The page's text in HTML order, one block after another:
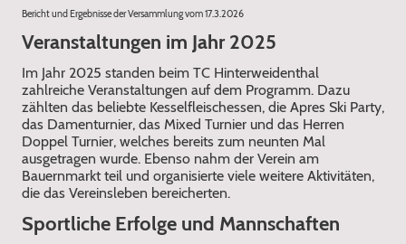
Bericht und Ergebnisse der Versammlung vom 17.3.2026
Veranstaltungen im Jahr 2025
Im Jahr 2025 standen beim TC Hinterweidenthal
zahlreiche Veranstaltungen auf dem Programm. Dazu
zählten das beliebte Kesselfleischessen, die Apres Ski Party,
das Damenturnier, das Mixed Turnier und das Herren
Doppel Turnier, welches bereits zum neunten Mal
ausgetragen wurde. Ebenso nahm der Verein am
Bauernmarkt teil und organisierte viele weitere Aktivitäten,
die das Vereinsleben bereicherten.
Sportliche Erfolge und Mannschaften